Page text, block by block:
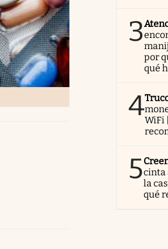
3
por
qué
4WiFi
5cinta
la
qué